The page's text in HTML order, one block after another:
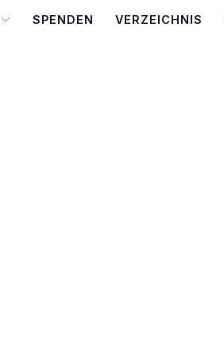
SPENDEN VERZEICHNIS